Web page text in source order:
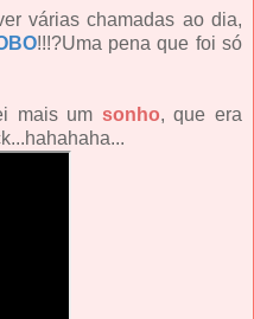
várias chamadas ao dia,
!!!?Uma pena que foi só
mais um sonho, que era